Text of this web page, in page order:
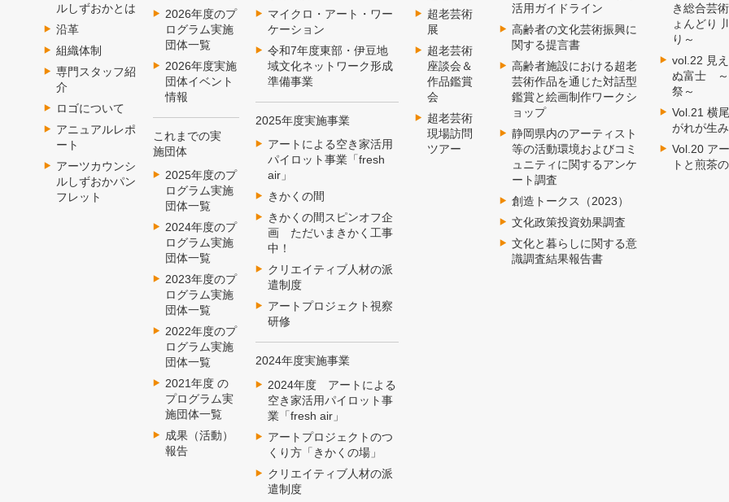
ルしずおかとは
沿革
組織体制
専門スタッフ紹
介
ロゴについて
アニュアルレポ
ート
アーツカウンシ
ルしずおかパン
フレット
2026年度のプ
ログラム実施
団体一覧
2026年度実施
団体イベント
情報
これまでの実
施団体
2025年度のプ
ログラム実施
団体一覧
2024年度のプ
ログラム実施
団体一覧
2023年度のプ
ログラム実施
団体一覧
2022年度のプ
ログラム実施
団体一覧
2021年度 の
プログラム実
施団体一覧
成果（活動）
報告
マイクロ・アート・ワー
ケーション
令和7年度東部・伊豆地
域文化ネットワーク形成
準備事業
2025年度実施事業
アートによる空き家活用
パイロット事業「fresh
air」
きかくの間
きかくの間スピンオフ企
画 ただいまきかく工事
中！
クリエイティブ人材の派
遣制度
アートプロジェクト視察
研修
2024年度実施事業
2024年度 アートによる
空き家活用パイロット事
業「fresh air」
アートプロジェクトのつ
くり方「きかくの場」
クリエイティブ人材の派
遣制度
超老芸術
展
超老芸術
座談会＆
作品鑑賞
会
超老芸術
現場訪問
ツアー
活用ガイドライン
高齢者の文化芸術振興に
関する提言書
高齢者施設における超老
芸術作品を通じた対話型
鑑賞と絵画制作ワークシ
ョップ
静岡県内のアーティスト
等の活動環境およびコミ
ュニティに関するアンケ
ート調査
創造トークス（2023）
文化政策投資効果調査
文化と暮らしに関する意
識調査結果報告書
き総合芸
ょんどり
り～
vol.22 見
ぬ富士 ～
祭～
Vol.21 横
がれが生
Vol.20 ア
トと煎茶